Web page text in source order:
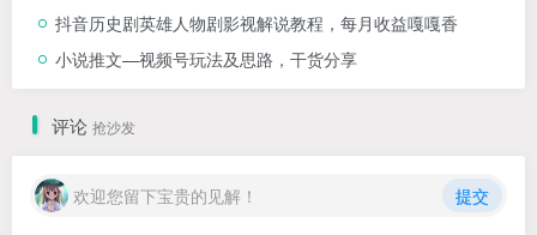
抖音历史剧英雄人物剧影视解说教程，每月收益嘎嘎香
小说推文—视频号玩法及思路，干货分享
评论 抢沙发
欢迎您留下宝贵的见解！ 提交